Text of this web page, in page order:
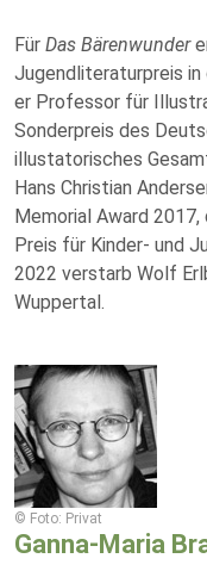
Für Das Bärenwunder
Jugendliteraturpreis
er Professor für
Sonderpreis des
illustatorisches
Hans Christian
Memorial Award
Preis für Kinder- und
2022 verstarb Wolf
Wuppertal.
© Foto: Privat
Ganna-Maria